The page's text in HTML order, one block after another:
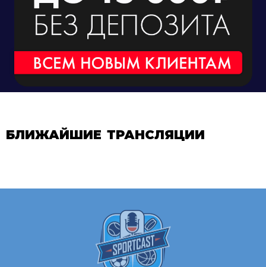
БЛИЖАЙШИЕ ТРАНСЛЯЦИИ